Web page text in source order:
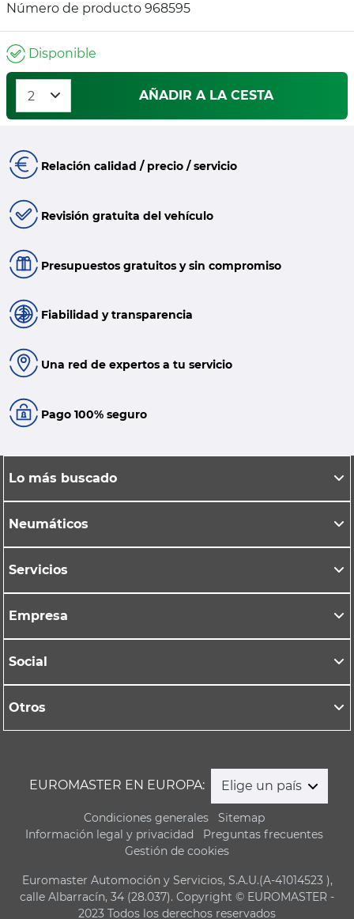
Número de producto 968595
Disponible
AÑADIR A LA CESTA
Relación calidad / precio / servicio
Revisión gratuita del vehículo
Presupuestos gratuitos y sin compromiso
Fiabilidad y transparencia
Una red de expertos a tu servicio
Pago 100% seguro
Lo más buscado
Neumáticos
Servicios
Empresa
Social
Otros
EUROMASTER EN EUROPA: Elige un país
Condiciones generales
Sitemap
Información legal y privacidad
Preguntas frecuentes
Gestión de cookies
Euromaster Automoción y Servicios, S.A.U.(A-41014523 ),
calle Albarracín, 34 (28.037). Copyright © EUROMASTER -
2023 Todos los derechos reservados